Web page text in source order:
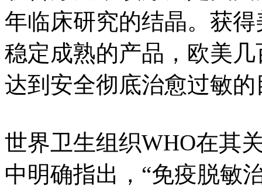
年临床研究的结晶。获
稳定成熟的产品，欧美
达到安全彻底治愈过敏的
世界卫生组织WHO在其
中明确指出，“免疫脱敏